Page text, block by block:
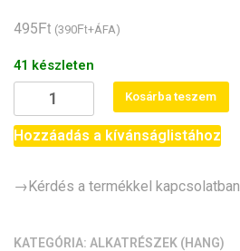
495Ft (390Ft+ÁFA)
41 készleten
Csipogó
(Passzív
buzzer)
mennyiség
Kosárba teszem
Hozzáadás a kívánságlistához
→Kérdés a termékkel kapcsolatban
KATEGÓRIA: ALKATRÉSZEK (HANG)